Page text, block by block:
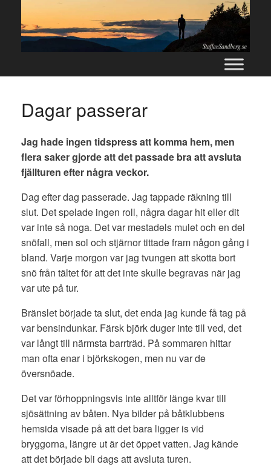
content
Dagar passerar
Jag hade ingen tidspress att komma hem, men
flera saker gjorde att det passade bra att avsluta
fjällturen efter några veckor.
Dag efter dag passerade. Jag tappade räkning till
slut. Det spelade ingen roll, några dagar hit eller dit
var inte så noga. Det var mestadels mulet och en del
snöfall, men sol och stjärnor tittade fram någon gång i
bland. Varje morgon var jag tvungen att skotta bort
snö från tältet för att det inte skulle begravas när jag
var ute på tur.
Bränslet började ta slut, det enda jag kunde få tag på
var bensindunkar. Färsk björk duger inte till ved, det
var långt till närmsta barrträd. På sommaren hittar
man ofta enar i björkskogen, men nu var de
översnöade.
Det var förhoppningsvis inte alltför länge kvar till
sjösättning av båten. Nya bilder på båtklubbens
hemsida visade på att det bara ligger is vid
bryggorna, längre ut är det öppet vatten. Jag kände
att det började bli dags att avsluta turen.